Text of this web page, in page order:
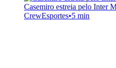
Casemiro estreia pelo Inter
CrewEsportes•5 min